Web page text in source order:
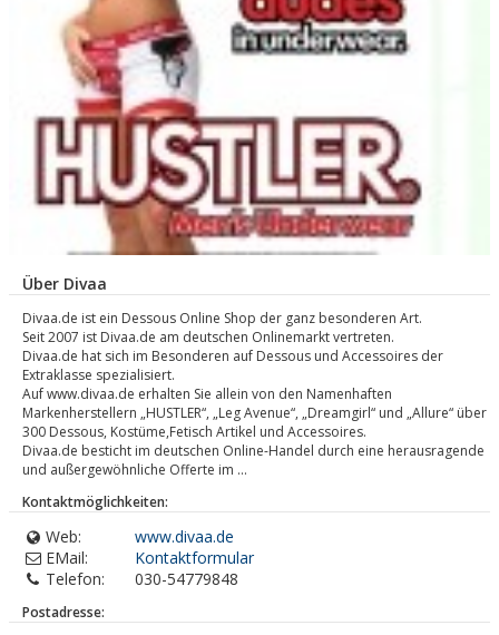
Über Divaa
Divaa.de ist ein Dessous Online Shop der ganz besonderen Art.
Seit 2007 ist Divaa.de am deutschen Onlinemarkt vertreten.
Divaa.de hat sich im Besonderen auf Dessous und Accessoires der
Extraklasse spezialisiert.
Auf www.divaa.de erhalten Sie allein von den Namenhaften
Markenherstellern „HUSTLER“, „Leg Avenue“, „Dreamgirl“ und „Allure“ über
300 Dessous, Kostüme,Fetisch Artikel und Accessoires.
Divaa.de besticht im deutschen Online-Handel durch eine herausragende
und außergewöhnliche Offerte im ...
Kontaktmöglichkeiten:
Web:
www.divaa.de
EMail:
Kontaktformular
Telefon:
030-54779848
Postadresse: